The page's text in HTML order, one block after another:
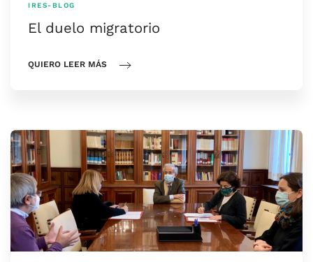
IRES-BLOG
El duelo migratorio
QUIERO LEER MÁS